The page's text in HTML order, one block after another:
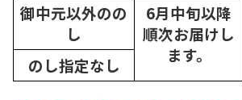
御中元以外のの
し
6月中旬以降
順次お届けし
ます。
のし指定なし